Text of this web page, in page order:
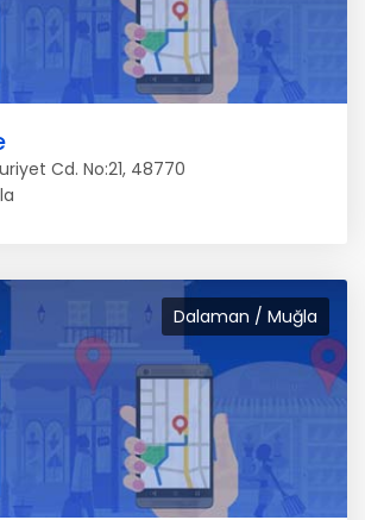
Cd. No:21, 48770
Dalaman / Muğla